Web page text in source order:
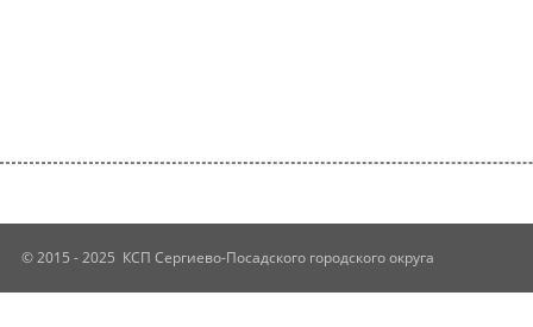
© 2015 - 2025 КСП Сергиево-Посадского городского округа